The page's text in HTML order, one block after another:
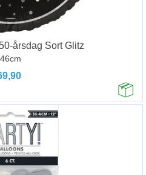
årsdag Sort Glitz
46cm